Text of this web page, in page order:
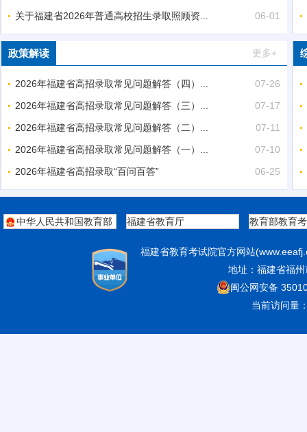
06-01
关于福建省2026年普通高校招生录取照顾资...
更多+
政策解读
07-26
2026年福建省高招录取常见问题解答（四）...
07-17
2026年福建省高招录取常见问题解答（三）...
07-11
2026年福建省高招录取常见问题解答（二）...
07-10
2026年福建省高招录取常见问题解答（一）...
06-25
2026年福建省高招录取“百问百答”
中华人民共和国教育部 福建省教育厅 教育部教育
福建省教育考试院官方网站
地址：福建省福
闽公网安备
当前访问量